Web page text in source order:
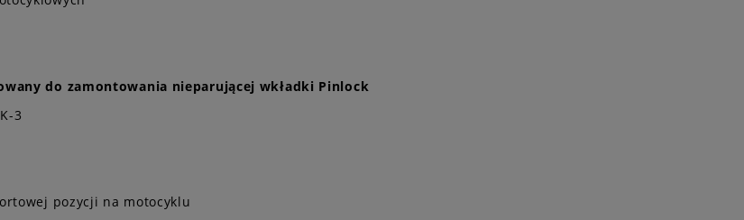
do zamontowania nieparującej wkładki Pinlock
3
pozycji na motocyklu